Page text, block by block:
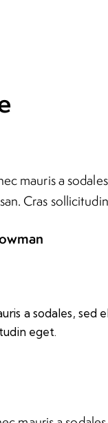
mauris a
Cras
a sodales,
eget.